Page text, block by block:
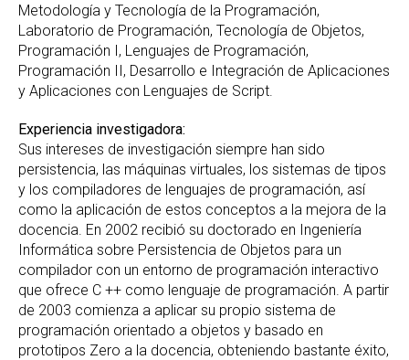
Metodología y Tecnología de la Programación,
Laboratorio de Programación, Tecnología de Objetos,
Programación I, Lenguajes de Programación,
Programación II, Desarrollo e Integración de Aplicaciones
y Aplicaciones con Lenguajes de Script.
Experiencia investigadora:
Sus intereses de investigación siempre han sido
persistencia, las máquinas virtuales, los sistemas de tipos
y los compiladores de lenguajes de programación, así
como la aplicación de estos conceptos a la mejora de la
docencia. En 2002 recibió su doctorado en Ingeniería
Informática sobre Persistencia de Objetos para un
compilador con un entorno de programación interactivo
que ofrece C ++ como lenguaje de programación. A partir
de 2003 comienza a aplicar su propio sistema de
programación orientado a objetos y basado en
prototipos Zero a la docencia, obteniendo bastante éxito,